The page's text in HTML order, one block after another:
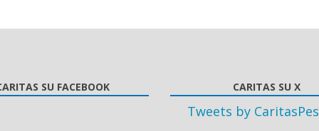
SU FACEBOOK CARITAS SU X
Tweets by